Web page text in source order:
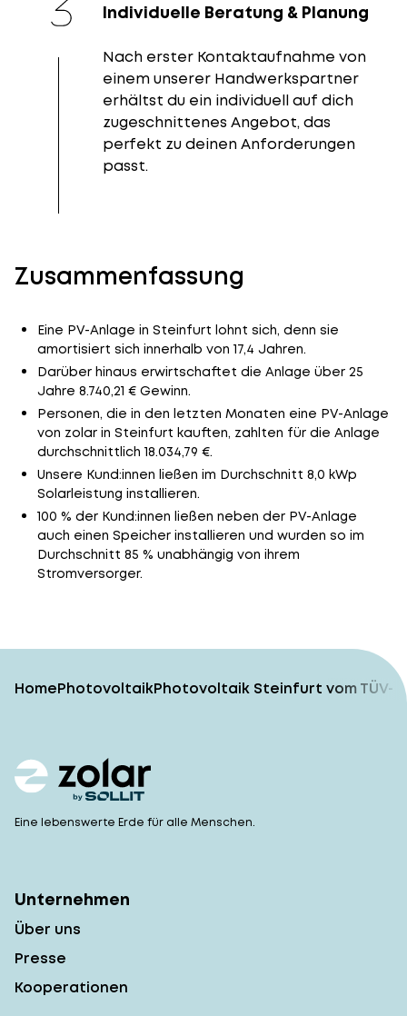
Individuelle Beratung & Planung
Nach erster Kontaktaufnahme von
einem unserer Handwerkspartner
erhältst du ein individuell auf dich
zugeschnittenes Angebot, das
perfekt zu deinen Anforderungen
passt.
Zusammenfassung
Eine PV-Anlage in Steinfurt lohnt sich, denn sie
amortisiert sich innerhalb von 17,4 Jahren.
Darüber hinaus erwirtschaftet die Anlage über 25
Jahre 8.740,21 € Gewinn.
Personen, die in den letzten Monaten eine PV-Anlage
von zolar in Steinfurt kauften, zahlten für die Anlage
durchschnittlich 18.034,79 €.
Unsere Kund:innen ließen im Durchschnitt 8,0 kWp
Solarleistung installieren.
100 % der Kund:innen ließen neben der PV-Anlage
auch einen Speicher installieren und wurden so im
Durchschnitt 85 % unabhängig von ihrem
Stromversorger.
HomePhotovoltaikPhotovoltaik Steinfurt vom
Eine lebenswerte Erde für alle Menschen.
Unternehmen
Über uns
Presse
Kooperationen